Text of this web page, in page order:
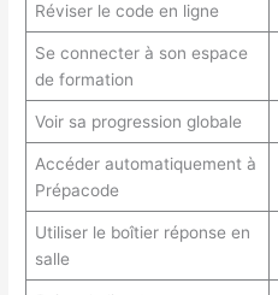
Réviser le code en ligne
Se connecter à son espace
de formation
Voir sa progression globale
Accéder automatiquement à
Prépacode
Utiliser le boîtier réponse en
salle